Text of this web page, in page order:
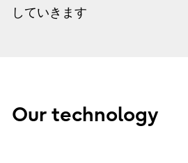
していきます
Our technology